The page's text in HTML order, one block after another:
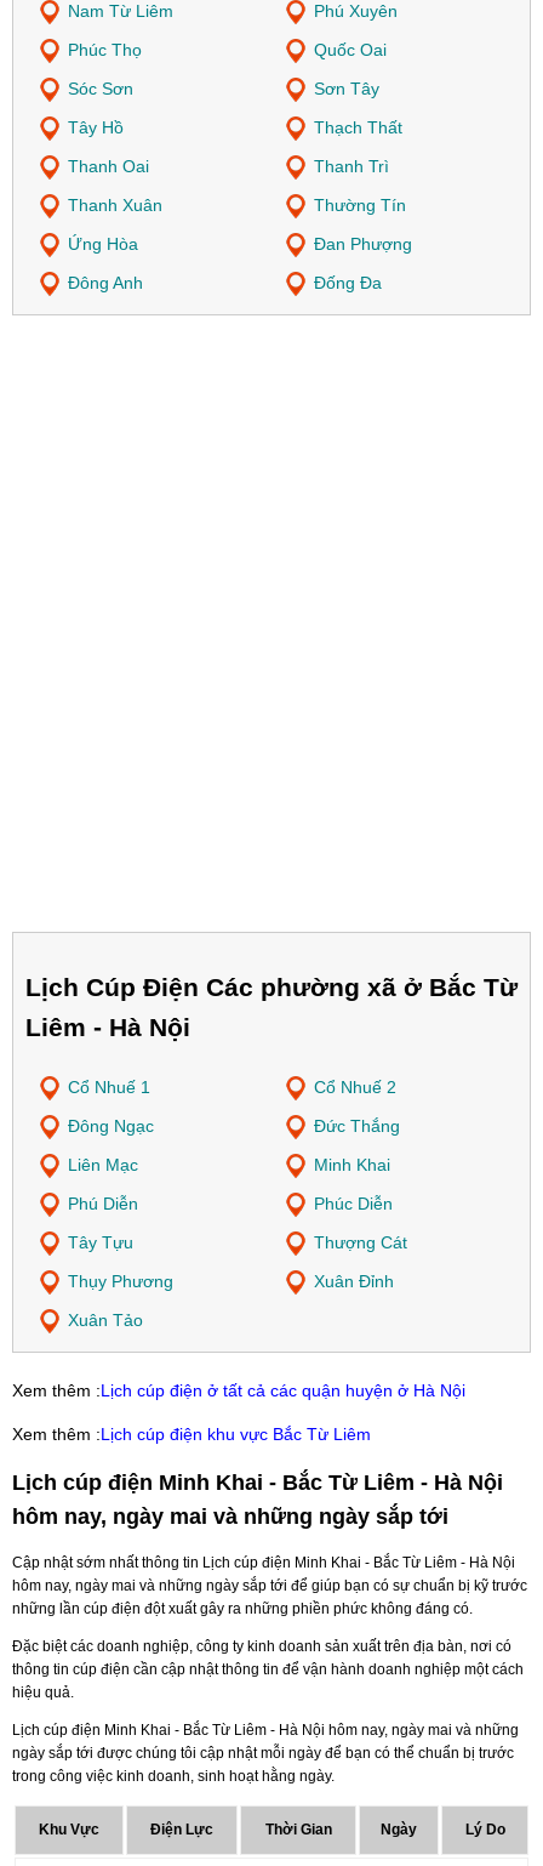
Nam Từ Liêm
Phú Xuyên
Phúc Thọ
Quốc Oai
Sóc Sơn
Sơn Tây
Tây Hồ
Thạch Thất
Thanh Oai
Thanh Trì
Thanh Xuân
Thường Tín
Ứng Hòa
Đan Phượng
Đông Anh
Đống Đa
Lịch Cúp Điện Các phường xã ở Bắc Từ
Liêm - Hà Nội
Cổ Nhuế 1
Cổ Nhuế 2
Đông Ngạc
Đức Thắng
Liên Mạc
Minh Khai
Phú Diễn
Phúc Diễn
Tây Tựu
Thượng Cát
Thụy Phương
Xuân Đỉnh
Xuân Tảo
Xem thêm :Lịch cúp điện ở tất cả các quận huyện ở Hà Nội
Xem thêm :Lịch cúp điện khu vực Bắc Từ Liêm
Lịch cúp điện Minh Khai - Bắc Từ Liêm - Hà Nội
hôm nay, ngày mai và những ngày sắp tới
Cập nhật sớm nhất thông tin Lịch cúp điện Minh Khai - Bắc Từ Liêm - Hà Nội
hôm nay, ngày mai và những ngày sắp tới để giúp bạn có sự chuẩn bị kỹ trước
những lần cúp điện đột xuất gây ra những phiền phức không đáng có.
Đặc biệt các doanh nghiệp, công ty kinh doanh sản xuất trên địa bàn, nơi có
thông tin cúp điện cần cập nhật thông tin để vận hành doanh nghiệp một cách
hiệu quả.
Lịch cúp điện Minh Khai - Bắc Từ Liêm - Hà Nội hôm nay, ngày mai và những
ngày sắp tới được chúng tôi cập nhật mỗi ngày để bạn có thể chuẩn bị trước
trong công việc kinh doanh, sinh hoạt hằng ngày.
Khu Vực Điện Lực Thời Gian Ngày Lý Do